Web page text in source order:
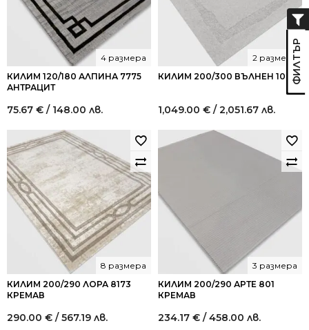
КИЛИМ 120/180 АЛПИНА 7775
АНТРАЦИТ
4 размера
75.67 € / 148.00 лв.
КИЛИМ 200/300 ВЪЛНЕН 1008
2 размера
1,049.00 € / 2,051.67 лв.
КИЛИМ 200/290 ЛОРА 8173
КРЕМАВ
8 размера
290.00 € / 567.19 лв.
КИЛИМ 200/290 АРТЕ 801
КРЕМАВ
3 размера
234.17 € / 458.00 лв.